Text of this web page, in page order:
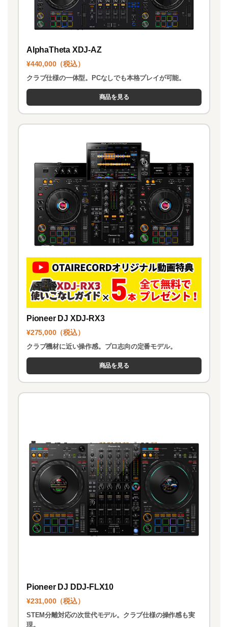
AlphaTheta XDJ-AZ
¥440,000（税込）
クラブ仕様の一体型。PCなしでも本格プレイが可能。
商品を見る
Pioneer DJ XDJ-RX3
¥275,000（税込）
クラブ機材に近い操作感。プロ志向の定番モデル。
商品を見る
Pioneer DJ DDJ-FLX10
¥231,000（税込）
STEM分離対応の次世代モデル。クラブ仕様の操作感も実
現。